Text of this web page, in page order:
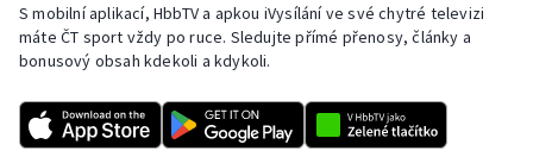
S mobilní aplikací, HbbTV a apkou iVysílání ve své chytré televizi
máte ČT sport vždy po ruce. Sledujte přímé přenosy, články a
bonusový obsah kdekoli a kdykoli.